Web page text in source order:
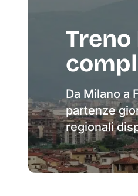
Da Milano a
partenze
regionali